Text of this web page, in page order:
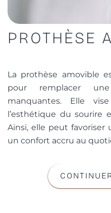
PROTHÈSE
La prothèse amovible
pour remplacer
manquantes. Elle
l’esthétique du sourire
Ainsi, elle peut
un confort accru au